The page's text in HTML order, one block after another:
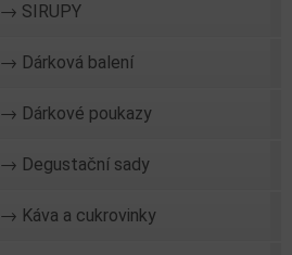
→ SIRUPY
→ Dárková balení
→ Dárkové poukazy
→ Degustační sady
→ Káva a cukrovinky